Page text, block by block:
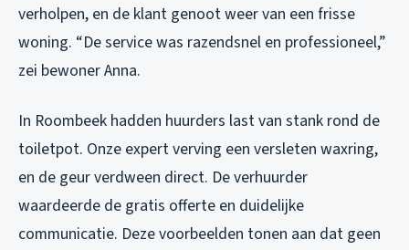
verholpen, en de klant genoot weer van een frisse
woning. “De service was razendsnel en professioneel,”
zei bewoner Anna.
In Roombeek hadden huurders last van stank rond de
toiletpot. Onze expert verving een versleten waxring,
en de geur verdween direct. De verhuurder
waardeerde de gratis offerte en duidelijke
communicatie. Deze voorbeelden tonen aan dat geen